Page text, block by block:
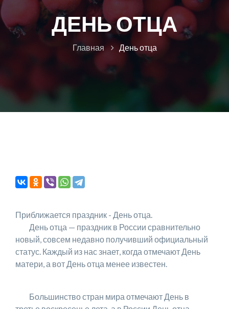
ДЕНЬ ОТЦА
Главная День отца
Приближается праздник - День отца.
День отца — праздник в России сравнительно
новый, совсем недавно получивший официальный
статус. Каждый из нас знает, когда отмечают День
матери, а вот День отца менее известен.
Большинство стран мира отмечают День в